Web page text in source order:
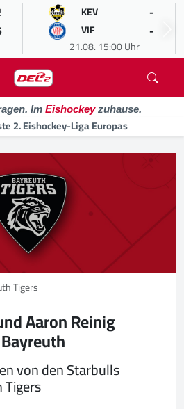
KEV -
VIF -
21.08. 15:00 Uhr
Im Eishockeyzuhause.
2. Eishockey-Liga Europas
Tigers
Aaron Reinig
von den Starbulls
Tigers